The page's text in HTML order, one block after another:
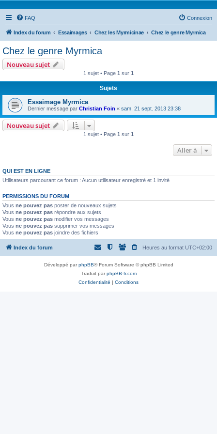
FAQ Connexion
Index du forum Essaimages Chez les Myrmicinae Chez le genre Myrmica
Chez le genre Myrmica
Nouveau sujet
1 sujet • Page 1 sur 1
Sujets
Essaimage Myrmica
Dernier message par Christian Foin « sam. 21 sept. 2013 23:38
Nouveau sujet
1 sujet • Page 1 sur 1
Aller à
QUI EST EN LIGNE
Utilisateurs parcourant ce forum : Aucun utilisateur enregistré et 1 invité
PERMISSIONS DU FORUM
Vous ne pouvez pas poster de nouveaux sujets
Vous ne pouvez pas répondre aux sujets
Vous ne pouvez pas modifier vos messages
Vous ne pouvez pas supprimer vos messages
Vous ne pouvez pas joindre des fichiers
Index du forum Heures au format UTC+02:00
Développé parphpBB® Forum Software © phpBB Limited
Traduit parphpBB-fr.com
Confidentialité | Conditions